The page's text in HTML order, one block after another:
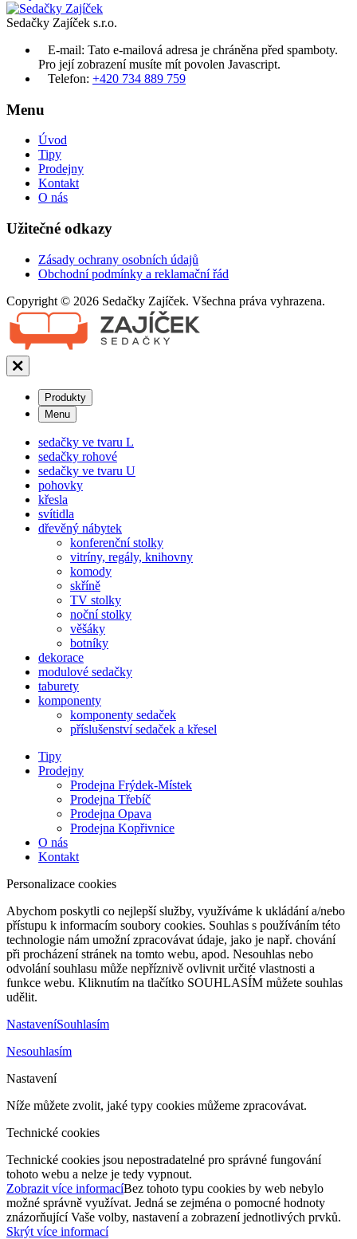
Sedačky Zajíček s.r.o.
E-mail: Tato e-mailová adresa je chráněna před spamboty.
Pro její zobrazení musíte mít povolen Javascript.
Telefon: +420 734 889 759
Menu
Úvod
Tipy
Prodejny
Kontakt
O nás
Užitečné odkazy
Zásady ochrany osobních údajů
Obchodní podmínky a reklamační řád
Copyright © 2026 Sedačky Zajíček. Všechna práva vyhrazena.
Produkty
Menu
sedačky ve tvaru L
sedačky rohové
sedačky ve tvaru U
pohovky
křesla
svítidla
dřevěný nábytek
konferenční stolky
vitríny, regály, knihovny
komody
skříně
TV stolky
noční stolky
věšáky
botníky
dekorace
modulové sedačky
taburety
komponenty
komponenty sedaček
příslušenství sedaček a křesel
Tipy
Prodejny
Prodejna Frýdek-Místek
Prodejna Třebíč
Prodejna Opava
Prodejna Kopřivnice
O nás
Kontakt
Personalizace cookies
Abychom poskytli co nejlepší služby, využíváme k ukládání a/nebo
přístupu k informacím soubory cookies. Souhlas s používáním této
technologie nám umožní zpracovávat údaje, jako je např. chování
při procházení stránek na tomto webu, apod. Nesouhlas nebo
odvolání souhlasu může nepříznivě ovlivnit určité vlastnosti a
funkce webu. Kliknutím na tlačítko SOUHLASÍM můžete souhlas
udělit.
NastaveníSouhlasím
Nesouhlasím
Nastavení
Níže můžete zvolit, jaké typy cookies můžeme zpracovávat.
Technické cookies
Technické cookies jsou nepostradatelné pro správné fungování
tohoto webu a nelze je tedy vypnout.
Zobrazit více informacíBez tohoto typu cookies by web nebylo
možné správně využívat. Jedná se zejména o pomocné hodnoty
znázorňující Vaše volby, nastavení a zobrazení jednotlivých prvků.
Skrýt více informací